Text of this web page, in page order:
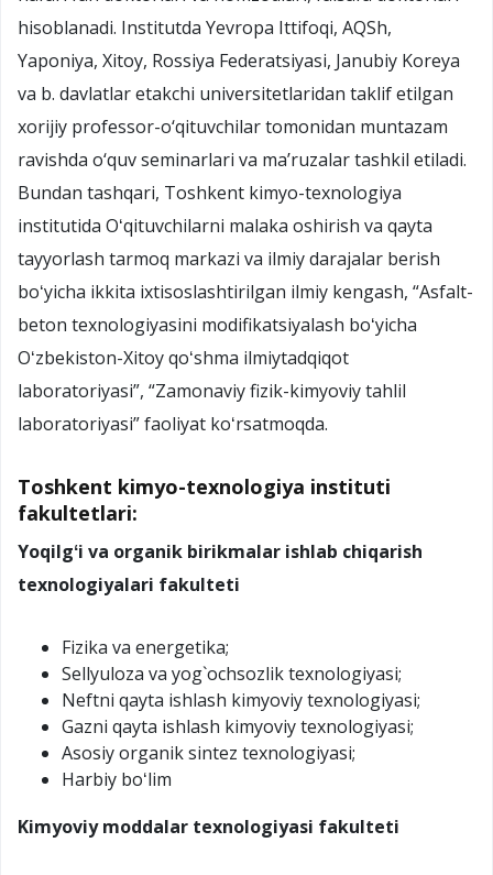
hisoblanadi. Institutda Yevropa Ittifoqi, AQSh,
Yaponiya, Xitoy, Rossiya Federatsiyasi, Janubiy Koreya
va b. davlatlar etakchi universitetlaridan taklif etilgan
xorijiy professor-o‘qituvchilar tomonidan muntazam
ravishda o‘quv seminarlari va ma’ruzalar tashkil etiladi.
Bundan tashqari, Toshkent kimyo-texnologiya
institutida Oʻqituvchilarni malaka oshirish va qayta
tayyorlash tarmoq markazi va ilmiy darajalar berish
boʻyicha ikkita ixtisoslashtirilgan ilmiy kengash, “Asfalt-
beton texnologiyasini modifikatsiyalash boʻyicha
Oʻzbekiston-Xitoy qoʻshma ilmiytadqiqot
laboratoriyasi”, “Zamonaviy fizik-kimyoviy tahlil
laboratoriyasi” faoliyat koʻrsatmoqda.
Toshkent kimyo-texnologiya instituti
fakultetlari:
Yoqilgʻi va organik birikmalar ishlab chiqarish
texnologiyalari fakulteti
Fizika va energetika;
Sellyuloza va yog`ochsozlik texnologiyasi;
Neftni qayta ishlash kimyoviy texnologiyasi;
Gazni qayta ishlash kimyoviy texnologiyasi;
Asosiy organik sintez texnologiyasi;
Harbiy boʻlim
Kimyoviy moddalar texnologiyasi fakulteti